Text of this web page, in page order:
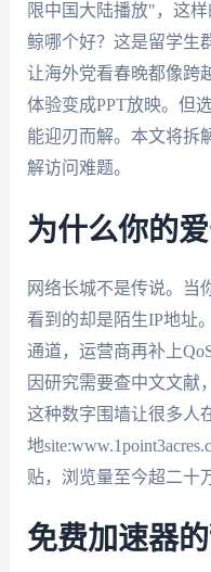
限中国大陆播放"，这
鲸哪个好？这是留学生
让海外党看春晚都像跨
体验变成PPT放映。但
能迎刃而解。本文将拆
解访问难题。
为什么你的
网络长城不是传说。当
看到的却是陌生IP地址
通道，运营商再补上
因研究需要查中文文献
这种数字围墙让很多人
地
贴，浏览量至今超二十
免费加速器